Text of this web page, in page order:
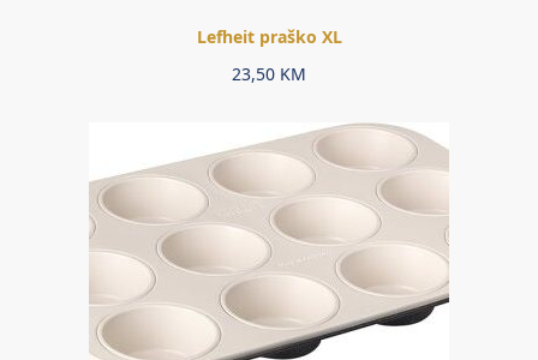
Lefheit praško XL
23,50 KM